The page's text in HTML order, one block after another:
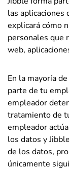
las aplicaciones
explicará cómo
personales que
web,
En la mayoría
parte de tu
empleador
tratamiento de
empleador
los datos y
de los datos,
únicamente